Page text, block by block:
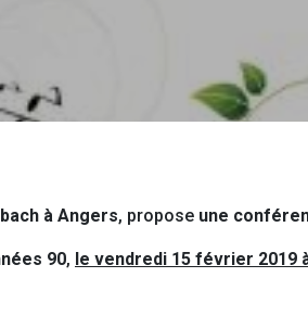
à Angers, propose une
90, le vendredi 15 février 2019